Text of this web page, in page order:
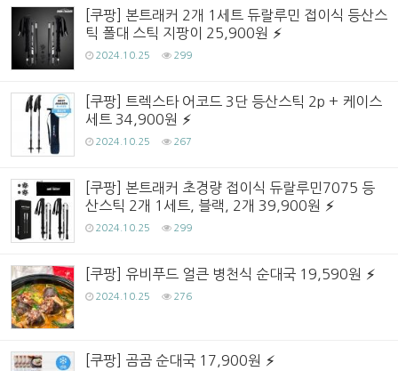
[쿠팡] 본트래커 2개 1세트 듀랄루민 접이식 등산스
틱 폴대 스틱 지팡이 25,900원
2024.10.25 299
[쿠팡] 트렉스타 어코드 3단 등산스틱 2p + 케이스
세트 34,900원
2024.10.25 267
[쿠팡] 본트래커 초경량 접이식 듀랄루민7075 등
산스틱 2개 1세트, 블랙, 2개 39,900원
2024.10.25 299
[쿠팡] 유비푸드 얼큰 병천식 순대국 19,590원
2024.10.25 276
[쿠팡] 곰곰 순대국 17,900원